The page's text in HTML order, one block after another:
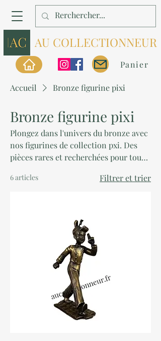
AU COLLECTIONNEUR
Panier
Accueil Bronze figurine pixi
Bronze figurine pixi
Plongez dans l'univers du bronze avec
nos figurines de collection pxi. Des
pièces rares et recherchées pour tous
6 articles Filtrer et trier